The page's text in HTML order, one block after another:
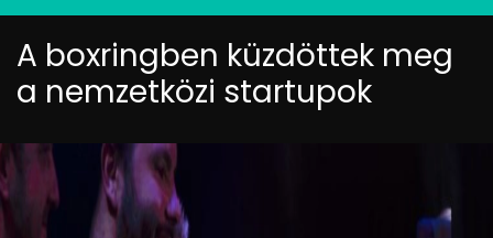
A boxringben küzdöttek meg
a nemzetközi startupok